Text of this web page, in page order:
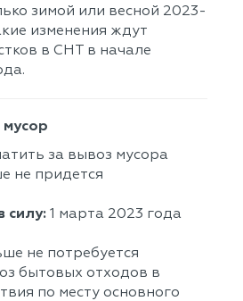
зимой или весной 2023-
изменения ждут
в СНТ в начале
мусор
за вывоз мусора
не придется
силу: 1 марта 2023 года
не потребуется
бытовых отходов в
по месту основного